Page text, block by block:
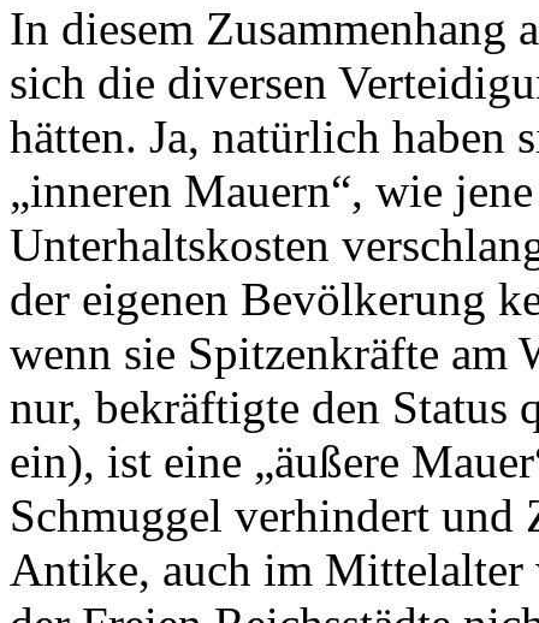
In diesem Zusammenhang
sich die diversen
hätten. Ja, natürlich haben
„inneren Mauern“, wie
Unterhaltskosten
der eigenen Bevölkerung
wenn sie Spitzenkräfte am
nur, bekräftigte den Status
ein), ist eine „äußere
Schmuggel verhindert
Antike, auch im Mittelalter